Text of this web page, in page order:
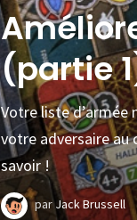
(partie
Votre liste d’armée
votre adversaire au
savoir !
parJack Brussell